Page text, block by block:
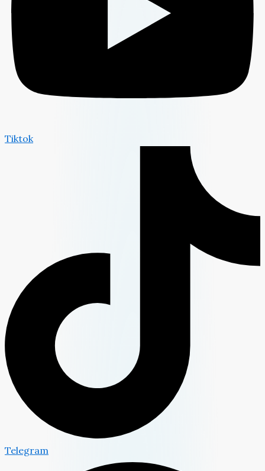
Tiktok
Telegram